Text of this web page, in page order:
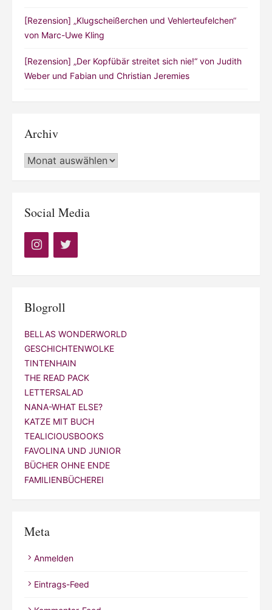
[Rezension] „Klugscheißerchen und Vehlerteufelchen“
von Marc-Uwe Kling
[Rezension] „Der Kopfübär streitet sich nie!“ von Judith
Weber und Fabian und Christian Jeremies
Archiv
Archiv
Social Media
Blogroll
BELLAS WONDERWORLD
GESCHICHTENWOLKE
TINTENHAIN
THE READ PACK
LETTERSALAD
NANA-WHAT ELSE?
KATZE MIT BUCH
TEALICIOUSBOOKS
FAVOLINA UND JUNIOR
BÜCHER OHNE ENDE
FAMILIENBÜCHEREI
Meta
Anmelden
Eintrags-Feed